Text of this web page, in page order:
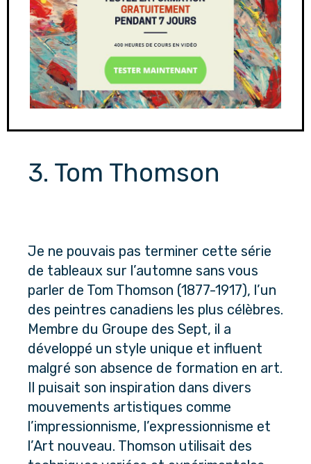
3. Tom Thomson
Je ne pouvais pas terminer cette série
de tableaux sur l’automne sans vous
parler de Tom Thomson (1877-1917), l’un
des peintres canadiens les plus célèbres.
Membre du Groupe des Sept, il a
développé un style unique et influent
malgré son absence de formation en art.
Il puisait son inspiration dans divers
mouvements artistiques comme
l’impressionnisme, l’expressionnisme et
l’Art nouveau. Thomson utilisait des